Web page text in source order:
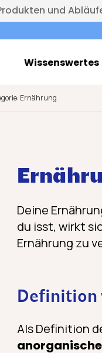
und
Wissenswertes
Ernährung
Deine
du isst, wirkt
Ernährung zu
Definition
Als Definition